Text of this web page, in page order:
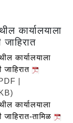
कार्यालयाला
जाहिरात
कार्यालयाला
जाहिरात
|
कार्यालयाला
जाहिरात-तामिळ